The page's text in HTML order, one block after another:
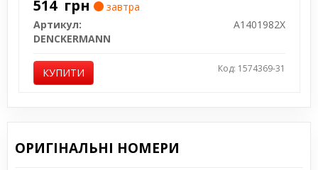
514 грн
завтра
Артикул:
A1401982X
DENCKERMANN
КУПИТИ Код: 1574369-31
ОРИГІНАЛЬНІ НОМЕРИ